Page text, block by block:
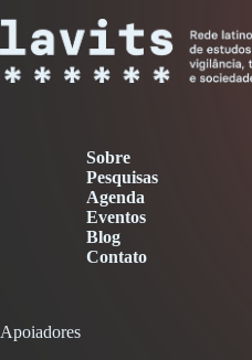
Sobre
Pesquisas
Agenda
Eventos
Blog
Contato
Apoiadores